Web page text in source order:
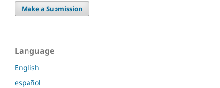
Make a Submission
Language
English
español